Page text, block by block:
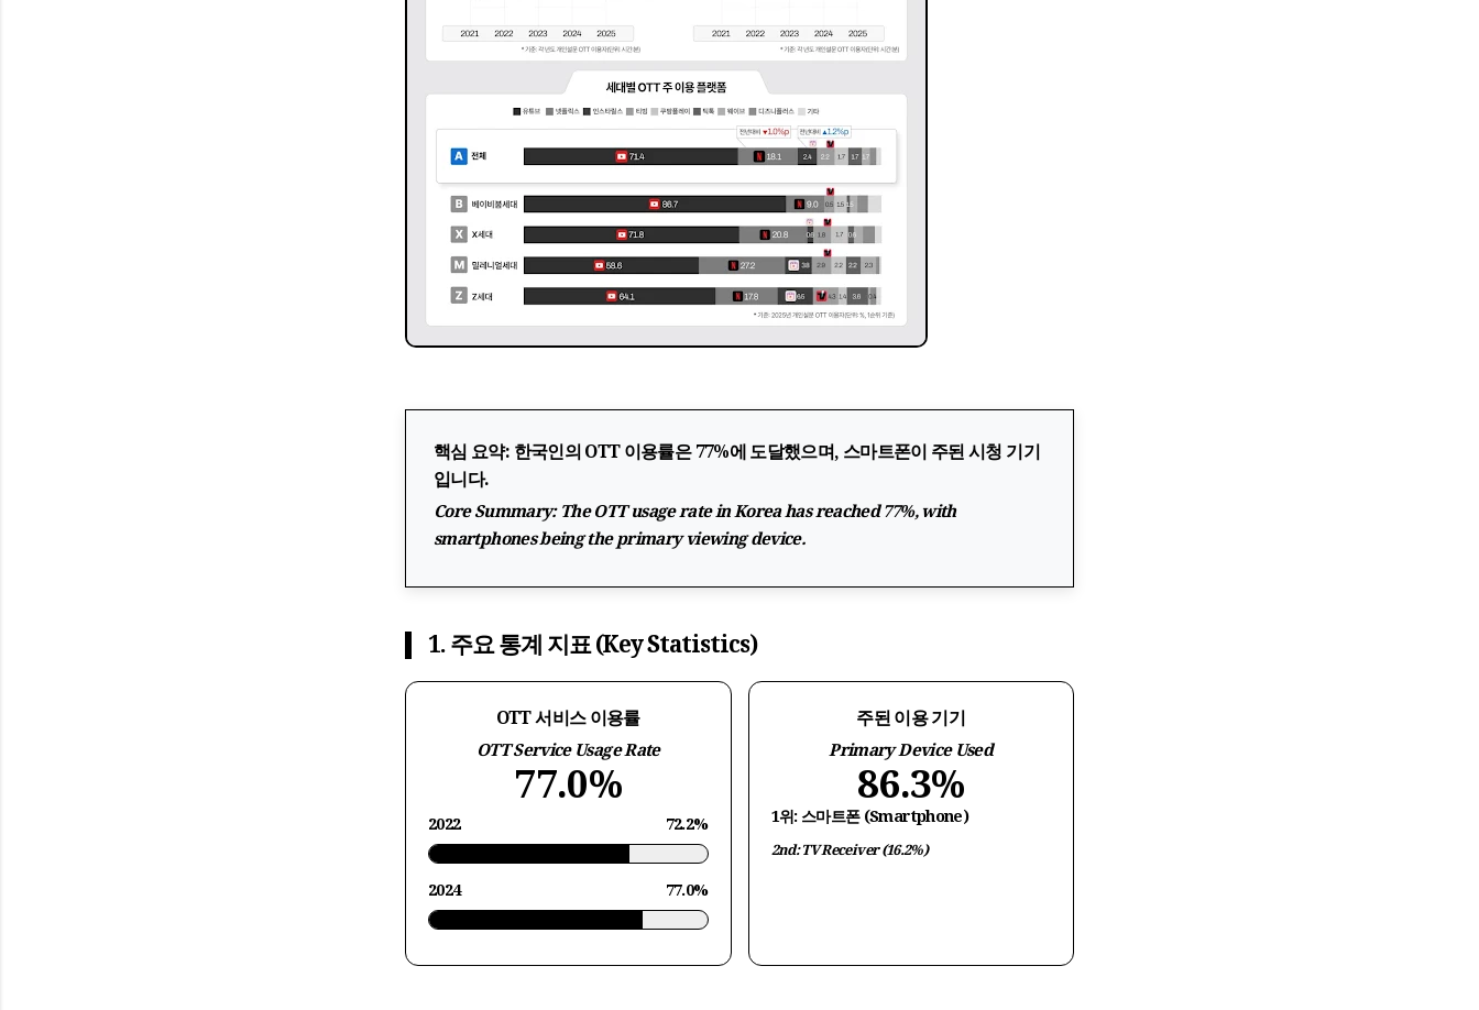
핵심 요약: 한국인의 OTT 이용률은 77%에 도달했으며, 스마트폰이 주된 시청 기기
입니다.
Core Summary:The OTT usage rate in Korea has reached 77%, with
smartphones being the primary viewing device.
1. 주요 통계 지표 (Key Statistics)
OTT 서비스 이용률
OTT Service Usage Rate
77.0%
2022 72.2%
2024 77.0%
주된 이용 기기
Primary Device Used
86.3%
1위: 스마트폰 (Smartphone)
2nd: TV Receiver (16.2%)